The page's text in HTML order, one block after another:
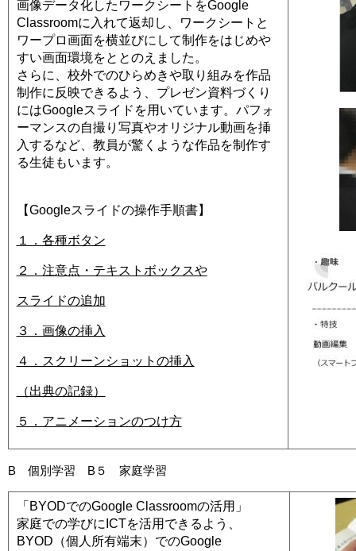
画像データ化したワークシートをGoogle
Classroomに入れて返却し、ワークシートと
ワープロ画面を横並びにして制作をはじめや
すい画面環境をととのえました。
さらに、校外でのひらめきや取り組みを作品
制作に反映できるよう、プレゼン資料づくり
にはGoogleスライドを用いています。パフォ
ーマンスの自撮り写真やオリジナル動画を挿
入するなど、教員が驚くような作品を制作す
る生徒もいます。
【Googleスライドの操作手順書】
１．各種ボタン
２．注意点・テキストボックスや
スライドの追加
３．画像の挿入
４．スクリーンショットの挿入
（出典の記録）
５．アニメーションのつけ方
B 個別学習 B５ 家庭学習
「BYODでのGoogle Classroomの活用」
家庭での学びにICTを活用できるよう、
BYOD（個人所有端末）でのGoogle